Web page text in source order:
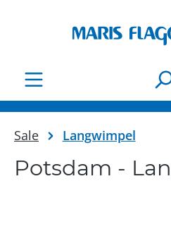
Sale Langwimpel
Potsdam -